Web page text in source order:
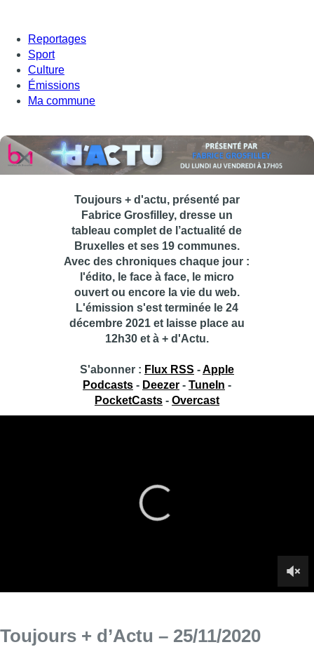
Reportages
Sport
Culture
Émissions
Ma commune
Toujours + d'actu, présenté par
Fabrice Grosfilley, dresse un
tableau complet de l’actualité de
Bruxelles et ses 19 communes.
Avec des chroniques chaque jour :
l'édito, le face à face, le micro
ouvert ou encore la vie du web.
L'émission s'est terminée le 24
décembre 2021 et laisse place au
12h30 et à + d'Actu.
S'abonner : Flux RSS -Apple
Podcasts- Deezer- TuneIn -
PocketCasts- Overcast
Toujours + d’Actu, l’émission d’actualité politique et culturelle
de BX1+, présentée par Fabrice Grosfilley.